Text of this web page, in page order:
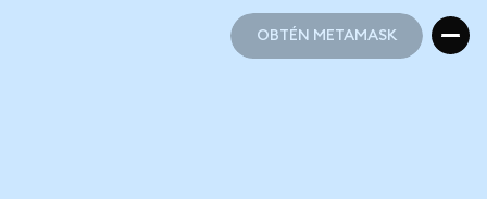
OBTÉN METAMASK